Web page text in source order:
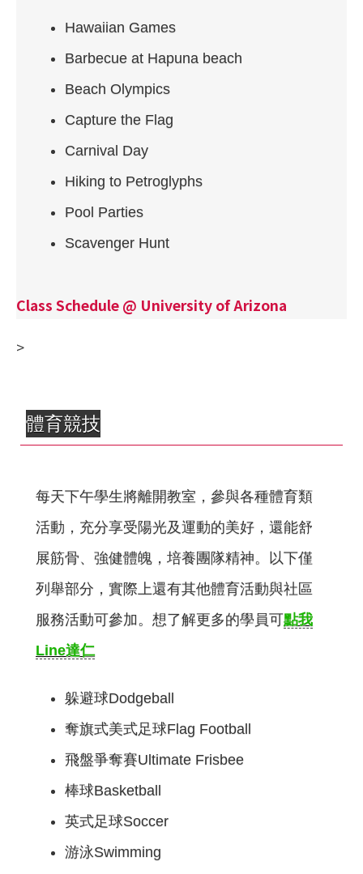
Hawaiian Games
Barbecue at Hapuna beach
Beach Olympics
Capture the Flag
Carnival Day
Hiking to Petroglyphs
Pool Parties
Scavenger Hunt
Class Schedule @ University of Arizona
>
體育競技
每天下午學生將離開教室，參與各種體育類
活動，充分享受陽光及運動的美好，還能舒
展筋骨、強健體魄，培養團隊精神。以下僅
列舉部分，實際上還有其他體育活動與社區
服務活動可參加。想了解更多的學員可點我
Line達仁
躲避球Dodgeball
奪旗式美式足球Flag Football
飛盤爭奪賽Ultimate Frisbee
棒球Basketball
英式足球Soccer
游泳Swimming